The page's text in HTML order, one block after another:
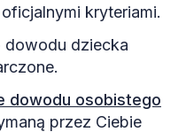
kryteriami.
dowodu dziecka
dowodu osobistego
przez Ciebie